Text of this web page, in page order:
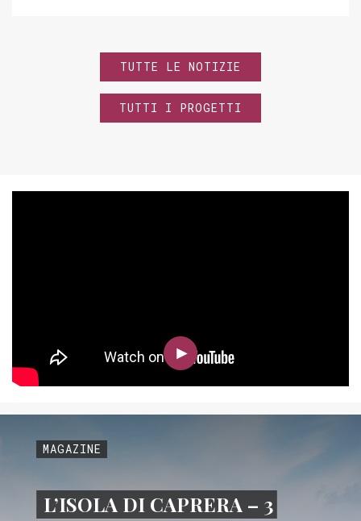
TUTTE LE NOTIZIE
TUTTI I PROGETTI
MAGAZINE
L’ISOLA DI CAPRERA – 3